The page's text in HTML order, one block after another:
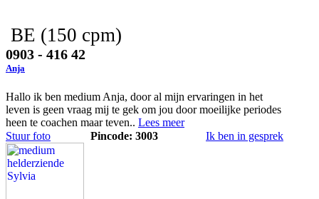
BE (150 cpm)
0903 - 416 42
Anja
Hallo ik ben medium Anja, door al mijn ervaringen in het
leven is geen vraag mij te gek om jou door moeilijke periodes
heen te coachen maar teven.. Lees meer
Stuur foto
Pincode: 3003 Ik ben in gesprek